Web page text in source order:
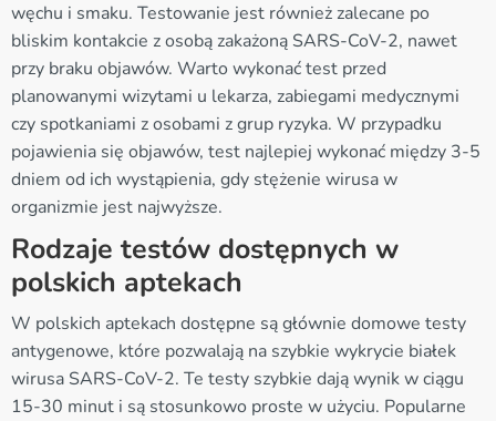
węchu i smaku. Testowanie jest również zalecane po
bliskim kontakcie z osobą zakażoną SARS-CoV-2, nawet
przy braku objawów. Warto wykonać test przed
planowanymi wizytami u lekarza, zabiegami medycznymi
czy spotkaniami z osobami z grup ryzyka. W przypadku
pojawienia się objawów, test najlepiej wykonać między 3-5
dniem od ich wystąpienia, gdy stężenie wirusa w
organizmie jest najwyższe.
Rodzaje testów dostępnych w
polskich aptekach
W polskich aptekach dostępne są głównie domowe testy
antygenowe, które pozwalają na szybkie wykrycie białek
wirusa SARS-CoV-2. Te testy szybkie dają wynik w ciągu
15-30 minut i są stosunkowo proste w użyciu. Popularne